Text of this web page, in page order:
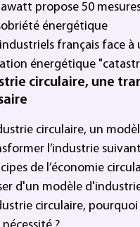
propose 50
énergétique
français face à
énergétique
circulaire, une
circulaire, un
l’industrie
de l’économie
d'un modèle
circulaire, pourquoi